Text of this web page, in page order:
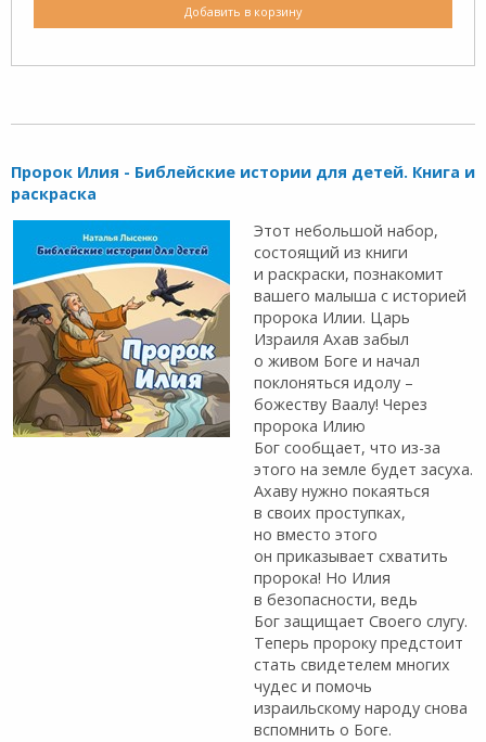
Добавить в корзину
Пророк Илия - Библейские истории для детей. Книга и
раскраска
Этот небольшой набор,
состоящий из книги
и раскраски, познакомит
вашего малыша с историей
пророка Илии. Царь
Израиля Ахав забыл
о живом Боге и начал
поклоняться идолу –
божеству Ваалу! Через
пророка Илию
Бог сообщает, что из-за
этого на земле будет засуха.
Ахаву нужно покаяться
в своих проступках,
но вместо этого
он приказывает схватить
пророка! Но Илия
в безопасности, ведь
Бог защищает Своего слугу.
Теперь пророку предстоит
стать свидетелем многих
чудес и помочь
израильскому народу снова
вспомнить о Боге.